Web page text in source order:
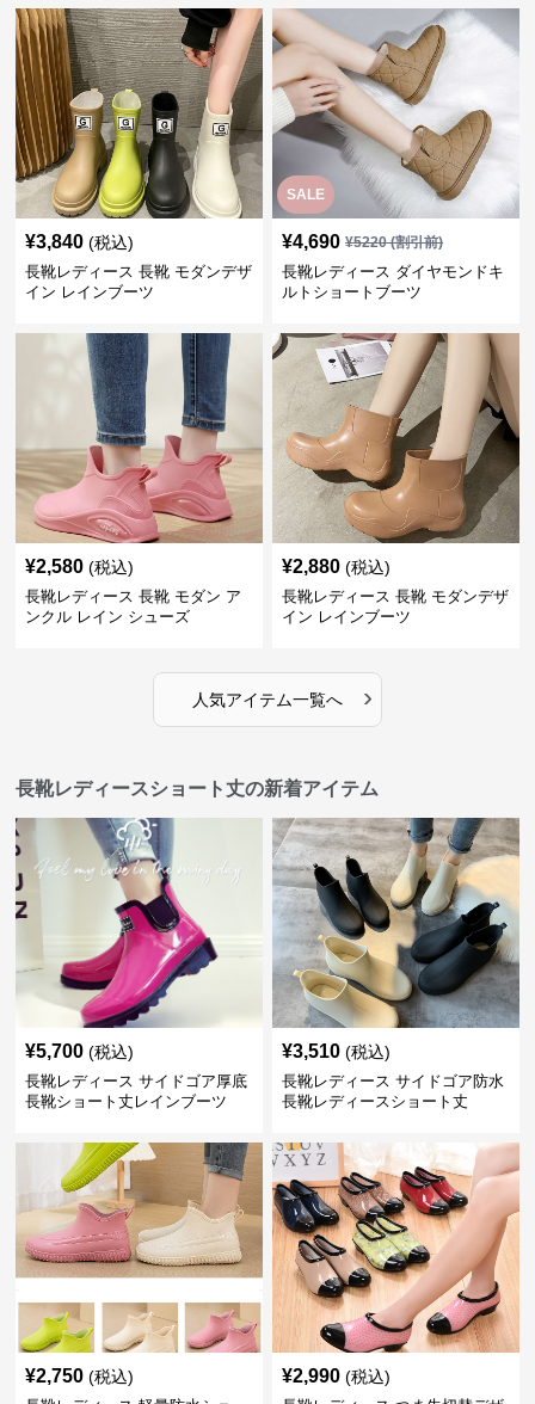
¥3,840 (税込)
長靴レディース 長靴 モダンデザ
イン レインブーツ
SALE
¥4,690 ¥5220(割引前)
長靴レディース ダイヤモンドキ
ルトショートブーツ
¥2,580 (税込)
長靴レディース 長靴 モダン ア
ンクル レイン シューズ
¥2,880 (税込)
長靴レディース 長靴 モダンデザ
イン レインブーツ
人気アイテム一覧へ ›
長靴レディースショート丈の新着アイテム
¥5,700 (税込)
長靴レディース サイドゴア厚底
長靴ショート丈レインブーツ
¥3,510 (税込)
長靴レディース サイドゴア防水
長靴レディースショート丈
¥2,750 (税込) ¥2,990 (税込)